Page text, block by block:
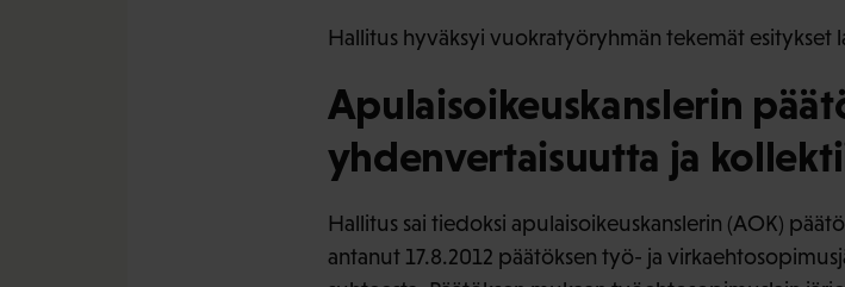
Hallitus hyväksyi vuokratyöryhmän tekemät esitykset
Apulaisoikeuskanslerin
yhdenvertaisuutta ja
Hallitus sai tiedoksi apulaisoikeuskanslerin (AOK)
antanut 17.8.2012 päätöksen työ- ja